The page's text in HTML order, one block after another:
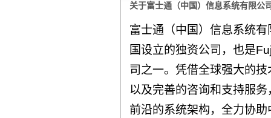
关于富士通（中国）信息系统有限公
富士通（中国）信息系统
国设立的独资公司，也是
司之一。凭借全球强大的
以及完善的咨询和支持服
前沿的系统架构，全力协